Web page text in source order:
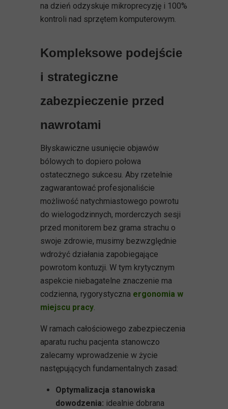
na dzień odzyskuje mikroprecyzję i 100%
kontroli nad sprzętem komputerowym.
Kompleksowe podejście
i strategiczne
zabezpieczenie przed
nawrotami
Błyskawiczne usunięcie objawów
bólowych to dopiero połowa
ostatecznego sukcesu. Aby rzetelnie
zagwarantować profesjonaliście
możliwość natychmiastowego powrotu
do wielogodzinnych, morderczych sesji
przed monitorem bez grama strachu o
swoje zdrowie, musimy bezwzględnie
wdrożyć działania zapobiegające
powrotom kontuzji. W tym krytycznym
aspekcie niebagatelne znaczenie ma
codzienna, rygorystyczna ergonomia w
miejscu pracy.
W ramach całościowego zabezpieczenia
aparatu ruchu pacjenta stanowczo
zalecamy wprowadzenie w życie
następujących fundamentalnych zasad:
Optymalizacja stanowiska
dowodzenia: idealnie dobrana